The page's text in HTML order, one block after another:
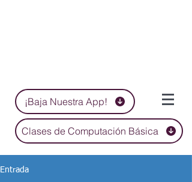
¡Baja Nuestra App!
Clases de Computación Básica
Entrada